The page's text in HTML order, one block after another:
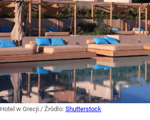
Hotel w Grecji / Źródło: Shutterstock